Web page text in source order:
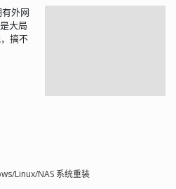
外网
大局
搞不
需要
域名
商都
Linux/NAS 系统重装